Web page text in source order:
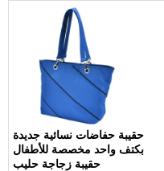
حقيبة حفاضات نسائية جديدة
بكتف واحد مخصصة للأطفال
حقيبة زجاجة حليب